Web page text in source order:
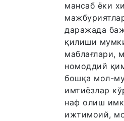
мансаб ёки
даражада
қилиши
маблағлари,
номоддий
бошқа мол-
имтиёзлар
наф олиш
ижтимоий,